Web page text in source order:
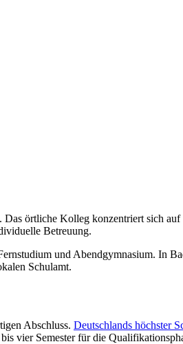
örtliche Kolleg konzentriert sich
Betreuung.
und Abendgymnasium. In
Schulamt.
Abschluss. Deutschlands höchster
vier Semester für die